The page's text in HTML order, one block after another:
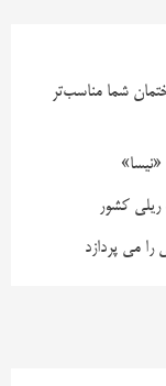
شما مناسب‌تر
کشور
می پردازد